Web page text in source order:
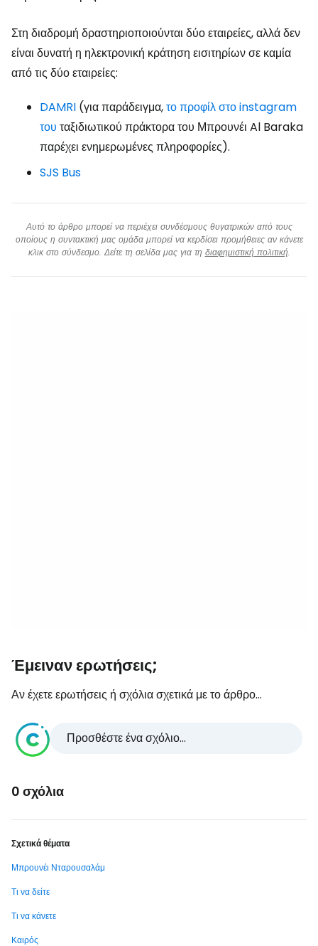
Στη διαδρομή δραστηριοποιούνται δύο εταιρείες, αλλά δεν
είναι δυνατή η ηλεκτρονική κράτηση εισιτηρίων σε καμία
από τις δύο εταιρείες:
DAMRI (για παράδειγμα,το προφίλ στο instagram
του ταξιδιωτικού πράκτορα του Μπρουνέι Al Baraka
παρέχει ενημερωμένες πληροφορίες).
SJS Bus
Αυτό το άρθρο μπορεί να περιέχει συνδέσμους θυγατρικών από τους
οποίους η συντακτική μας ομάδα μπορεί να κερδίσει προμήθειες αν κάνετε
κλικ στο σύνδεσμο. Δείτε τη σελίδα μας για τη διαφημιστική πολιτική.
Έμειναν ερωτήσεις;
Αν έχετε ερωτήσεις ή σχόλια σχετικά με το άρθρο...
Προσθέστε ένα σχόλιο...
0 σχόλια
Σχετικά θέματα
Μπρουνέι Νταρουσαλάμ
Τι να δείτε
Τι να κάνετε
Καιρός